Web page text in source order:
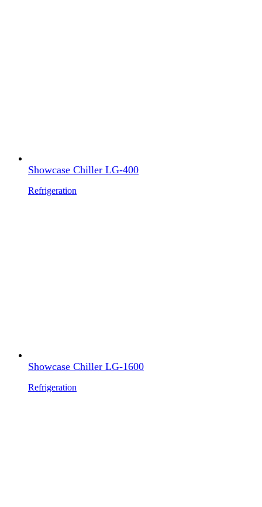
Showcase Chiller LG-400
Refrigeration
Showcase Chiller LG-1600
Refrigeration